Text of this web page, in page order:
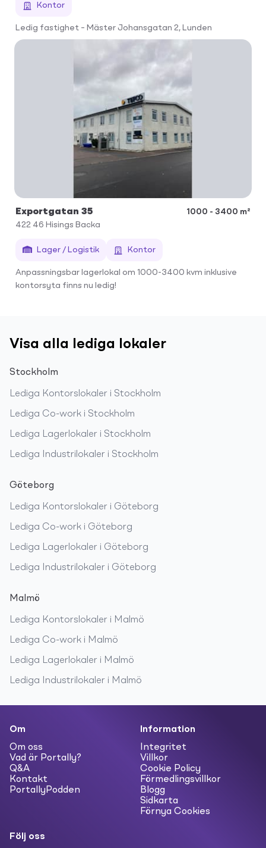
Kontor
Ledig fastighet – Mäster Johansgatan 2, Lunden
Exportgatan 35
1000 - 3400 m²
422 46 Hisings Backa
Lager / Logistik Kontor
Anpassningsbar lagerlokal om 1000-3400 kvm inklusive
kontorsyta finns nu ledig!
Visa alla lediga lokaler
Stockholm
Lediga Kontorslokaler i Stockholm
Lediga Co-work i Stockholm
Lediga Lagerlokaler i Stockholm
Lediga Industrilokaler i Stockholm
Göteborg
Lediga Kontorslokaler i Göteborg
Lediga Co-work i Göteborg
Lediga Lagerlokaler i Göteborg
Lediga Industrilokaler i Göteborg
Malmö
Lediga Kontorslokaler i Malmö
Lediga Co-work i Malmö
Lediga Lagerlokaler i Malmö
Lediga Industrilokaler i Malmö
Om
Om oss
Vad är Portally?
Q&A
Kontakt
PortallyPodden
Information
Integritet
Villkor
Cookie Policy
Förmedlingsvillkor
Blogg
Sidkarta
Förnya Cookies
Följ oss